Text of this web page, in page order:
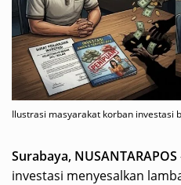
Ilustrasi masyarakat korban investasi
Surabaya, NUSANTARAPOS
investasi menyesalkan